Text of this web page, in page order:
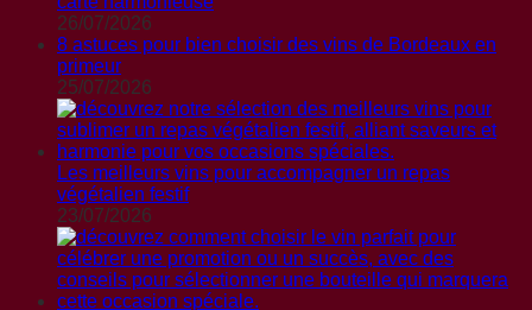
26/07/2026
8 astuces pour bien choisir des vins de Bordeaux en
primeur
25/07/2026
Les meilleurs vins pour accompagner un repas
végétalien festif
23/07/2026